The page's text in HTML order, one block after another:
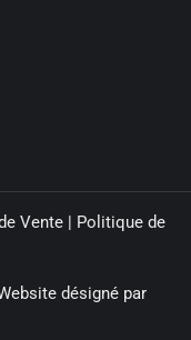
Vente | Politique de
désigné par